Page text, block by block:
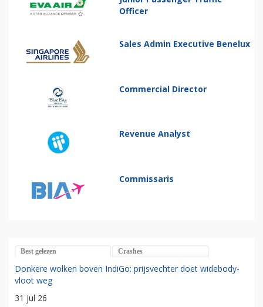
Officer
Sales Admin Executive Benelux
Commercial Director
Revenue Analyst
Commissaris
Best gelezen Crashes
Donkere wolken boven IndiGo: prijsvechter doet widebody-
vloot weg
31 jul 26